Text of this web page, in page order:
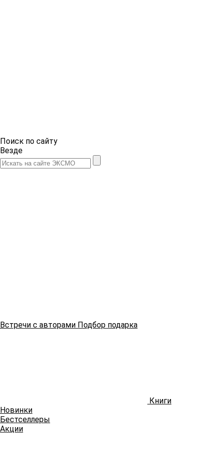
Поиск по сайту
Везде
Встречи с авторами Подбор подарка
Книги
Новинки
Бестселлеры
Акции